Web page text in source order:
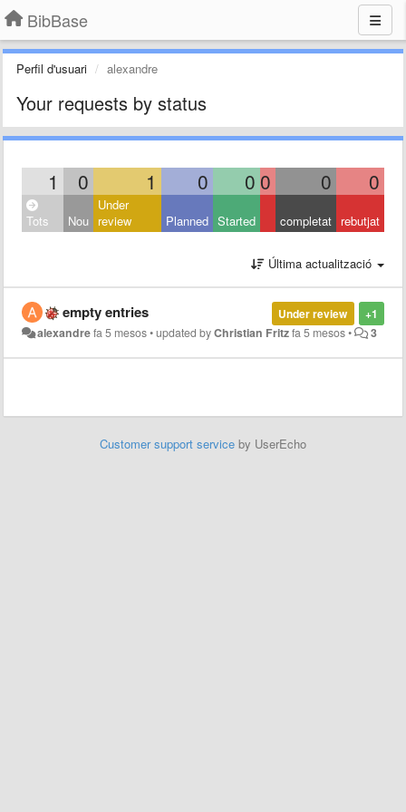
BibBase
Perfil d'usuari alexandre
Your requests by status
1 0 1 0 0 0 0 0
Tots Nou
Under
review
Planned Started completat rebutjat
Última actualització
+1
Under review
empty entries
alexandrefa 5 mesos•updated byChristian Fritzfa 5 mesos• 3
Customer support service by UserEcho